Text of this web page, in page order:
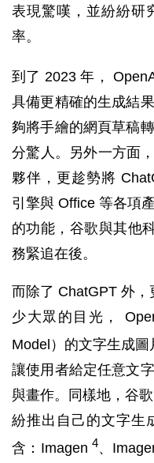
表現驚嘆，並紛紛研
率。
到了 2023 年，
具備更精確的生成結
夠將手繪的網頁草稿
分驚人。另外一方面
夥伴，更趁勢將
引擎與 Office 等各項
的功能，谷歌與其他
務緊追在後。
而除了 ChatGPT 外
少大眾的目光，
Model）的文字生成圖
讓使用者給定任意文
與畫作。同樣地，谷
紛推出自己的文字生
含：Imagen 4、